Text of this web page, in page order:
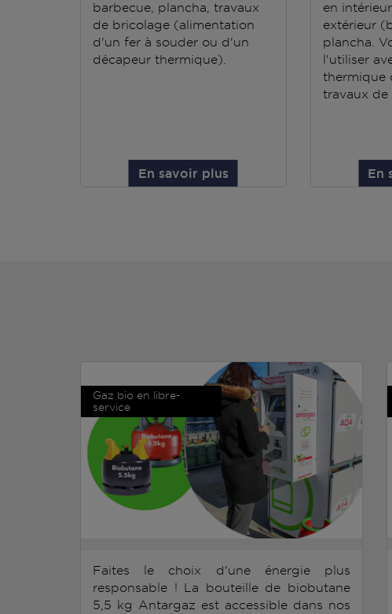
barbecue, plancha, travaux
de bricolage (alimentation
d'un fer à souder ou d'un
décapeur thermique).
En savoir plus
en
extérieur
plancha.
l'utiliser
thermique
travaux de
En
Gaz bio en libre-
service
Faites le choix d'une énergie plus
responsable ! La bouteille de biobutane
5,5 kg Antargaz est accessible dans nos